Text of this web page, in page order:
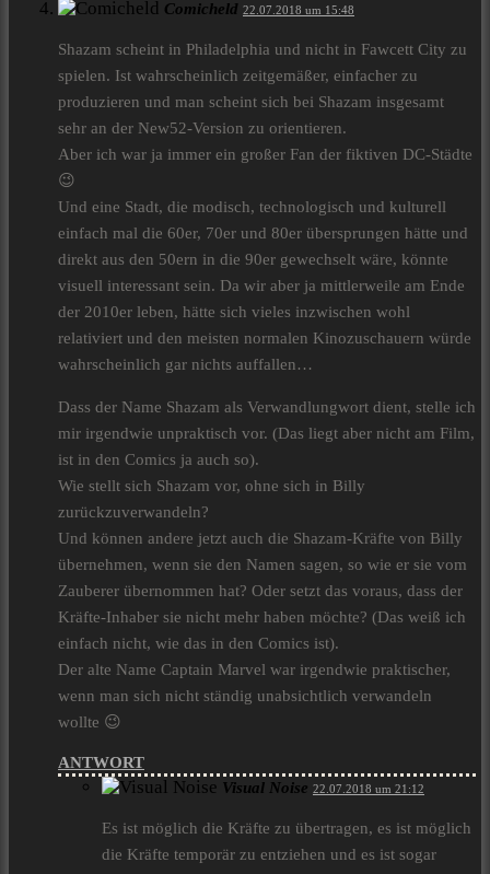
Comicheld 22.07.2018 um 15:48
Shazam scheint in Philadelphia und nicht in Fawcett City zu
spielen. Ist wahrscheinlich zeitgemäßer, einfacher zu
produzieren und man scheint sich bei Shazam insgesamt
sehr an der New52-Version zu orientieren.
Aber ich war ja immer ein großer Fan der fiktiven DC-Städte
😉
Und eine Stadt, die modisch, technologisch und kulturell
einfach mal die 60er, 70er und 80er übersprungen hätte und
direkt aus den 50ern in die 90er gewechselt wäre, könnte
visuell interessant sein. Da wir aber ja mittlerweile am Ende
der 2010er leben, hätte sich vieles inzwischen wohl
relativiert und den meisten normalen Kinozuschauern würde
wahrscheinlich gar nichts auffallen…
Dass der Name Shazam als Verwandlungwort dient, stelle ich
mir irgendwie unpraktisch vor. (Das liegt aber nicht am Film,
ist in den Comics ja auch so).
Wie stellt sich Shazam vor, ohne sich in Billy
zurückzuverwandeln?
Und können andere jetzt auch die Shazam-Kräfte von Billy
übernehmen, wenn sie den Namen sagen, so wie er sie vom
Zauberer übernommen hat? Oder setzt das voraus, dass der
Kräfte-Inhaber sie nicht mehr haben möchte? (Das weiß ich
einfach nicht, wie das in den Comics ist).
Der alte Name Captain Marvel war irgendwie praktischer,
wenn man sich nicht ständig unabsichtlich verwandeln
wollte 😉
ANTWORT
Visual Noise 22.07.2018 um 21:12
Es ist möglich die Kräfte zu übertragen, es ist möglich
die Kräfte temporär zu entziehen und es ist sogar